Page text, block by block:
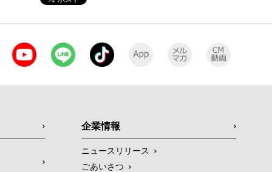
企業情報
ニュースリリース
ごあいさつ